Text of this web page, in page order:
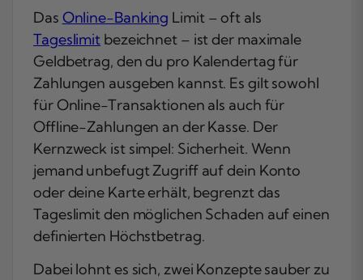
Das Online-Banking Limit – oft als
Tageslimit bezeichnet – ist der maximale
Geldbetrag, den du pro Kalendertag für
Zahlungen ausgeben kannst. Es gilt sowohl
für Online-Transaktionen als auch für
Offline-Zahlungen an der Kasse. Der
Kernzweck ist simpel: Sicherheit. Wenn
jemand unbefugt Zugriff auf dein Konto
oder deine Karte erhält, begrenzt das
Tageslimit den möglichen Schaden auf einen
definierten Höchstbetrag.
Dabei lohnt es sich, zwei Konzepte sauber zu